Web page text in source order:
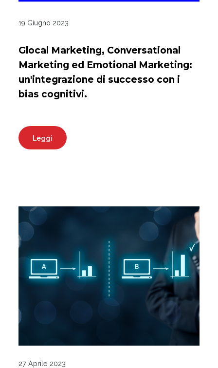
19 Giugno 2023
Glocal Marketing, Conversational
Marketing ed Emotional Marketing:
un'integrazione di successo con i
bias cognitivi.
Leggi
27 Aprile 2023